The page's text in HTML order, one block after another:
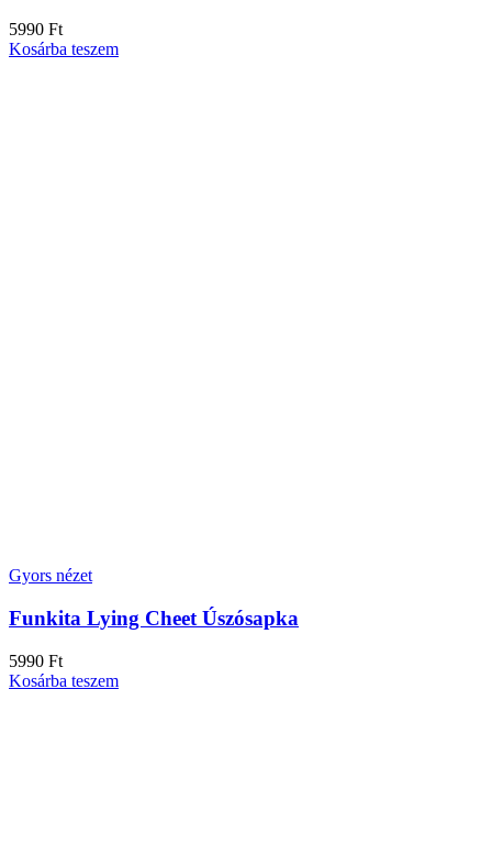
5990 Ft
Kosárba teszem
Gyors nézet
Funkita Lying Cheet Úszósapka
5990 Ft
Kosárba teszem